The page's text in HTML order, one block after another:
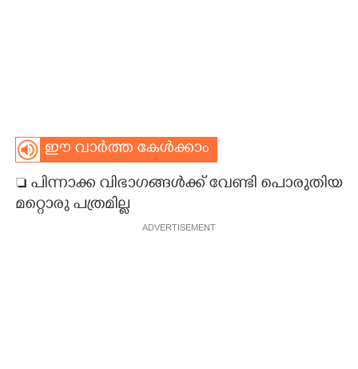
ഈ വാർത്ത കേൾക്കാം
 പിന്നാക്ക വിഭാഗങ്ങൾക്ക് വേണ്ടി പൊരുതിയ
മറ്റൊരു പത്രമില്ല
ADVERTISEMENT